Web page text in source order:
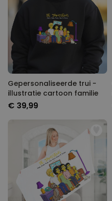
Gepersonaliseerde trui -
illustratie cartoon familie
€ 39,99